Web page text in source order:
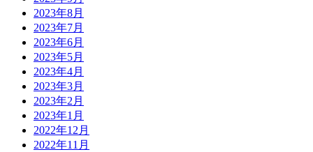
2023年8月
2023年7月
2023年6月
2023年5月
2023年4月
2023年3月
2023年2月
2023年1月
2022年12月
2022年11月